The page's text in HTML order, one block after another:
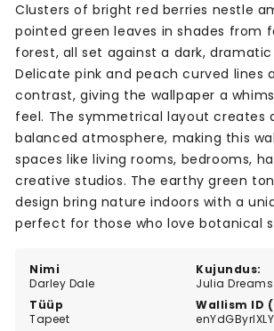
Nimi
Darley Dale
Kujundus:
Julia Dreams
Tüüp
Tapeet
Wallism ID
enYdGByrlXLY
Clusters of bright red berries nestle
pointed green leaves in shades from
forest, all set against a dark,
Delicate pink and peach curved lines
contrast, giving the wallpaper a
feel. The symmetrical layout creates
balanced atmosphere, making this
spaces like living rooms, bedrooms,
creative studios. The earthy green
design bring nature indoors with a
perfect for those who love botanical